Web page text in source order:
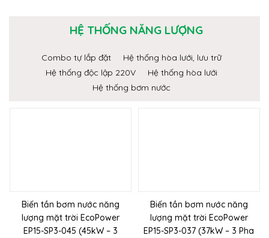
HỆ THỐNG NĂNG LƯỢNG
Combo tự lắp đặt
Hệ thống hòa lưới, lưu trữ
Hệ thống độc lập 220V
Hệ thống hòa lưới
Hệ thống bơm nước
Biến tần bơm nước năng
lượng mặt trời EcoPower
EP15-SP3-045 (45kW – 3
Biến tần bơm nước năng
lượng mặt trời EcoPower
EP15-SP3-037 (37kW – 3 Pha